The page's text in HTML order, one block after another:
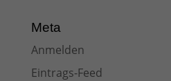
Meta
Anmelden
Eintrags-Feed